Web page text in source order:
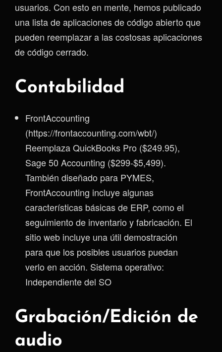
usuarios. Con esto en mente, hemos publicado
una lista de aplicaciones de código abierto que
pueden reemplazar a las costosas aplicaciones
de código cerrado.
Contabilidad
FrontAccounting
(https://frontaccounting.com/wbt/)
Reemplaza QuickBooks Pro ($249.95),
Sage 50 Accounting ($299-$5,499).
También diseñado para PYMES,
FrontAccounting incluye algunas
características básicas de ERP, como el
seguimiento de inventario y fabricación. El
sitio web incluye una útil demostración
para que los posibles usuarios puedan
verlo en acción. Sistema operativo:
Independiente del SO
Grabación/Edición de
audio